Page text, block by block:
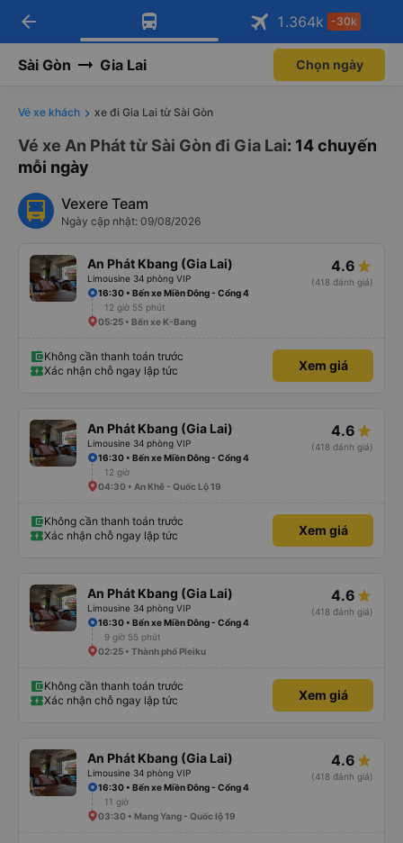
Tải app Vexere ngay!
Nhận ưu đãi thành viên độc
Mở app
Tải app Vexere
-30k/ghế khi đặt vé máy bay qua
Mở app
arrow_back 1.364k -30k
Sài Gòn Gia Lai Chọn ngày
Vé xe khách xe đi Gia Lai từ Sài Gòn
Vé xe An Phát từ Sài Gòn đi Gia Lai: 14 chuyến
mỗi ngày
Vexere Team
Ngày cập nhật: 09/08/2026
An Phát Kbang (Gia Lai)
Limousine 34 phòng VIP
4.6
(418 đánh giá)
16:30 • Bến xe Miền Đông - Cổng 4
12 giờ 55 phút
05:25 • Bến xe K-Bang
Không cần thanh toán trước
Xác nhận chỗ ngay lập tức
Xem giá
An Phát Kbang (Gia Lai)
Limousine 34 phòng VIP
4.6
(418 đánh giá)
16:30 • Bến xe Miền Đông - Cổng 4
12 giờ
04:30 • An Khê - Quốc Lộ 19
Không cần thanh toán trước
Xác nhận chỗ ngay lập tức
Xem giá
An Phát Kbang (Gia Lai)
Limousine 34 phòng VIP
4.6
(418 đánh giá)
16:30 • Bến xe Miền Đông - Cổng 4
9 giờ 55 phút
02:25 • Thành phố Pleiku
Không cần thanh toán trước
Xác nhận chỗ ngay lập tức
Xem giá
An Phát Kbang (Gia Lai)
Limousine 34 phòng VIP
4.6
(418 đánh giá)
16:30 • Bến xe Miền Đông - Cổng 4
11 giờ
03:30 • Mang Yang - Quốc lộ 19